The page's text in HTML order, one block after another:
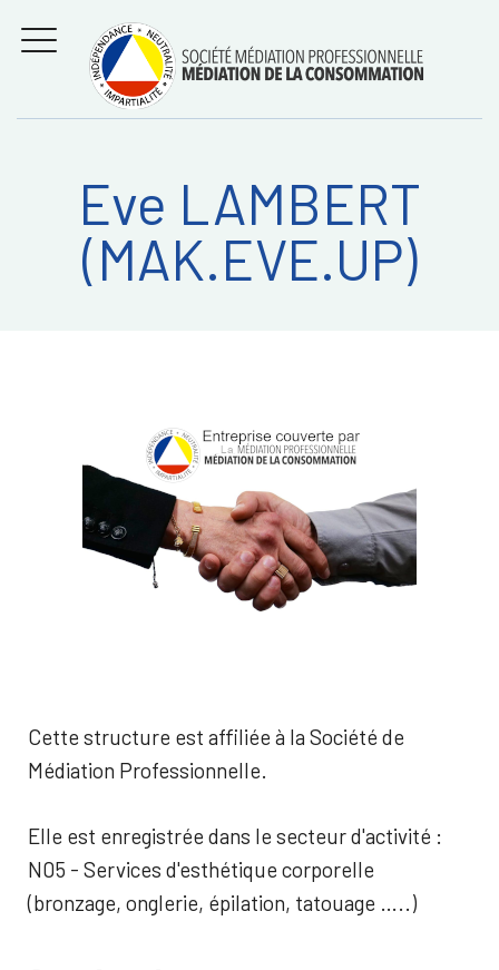
Régler les litiges
entre
consommateurs et
professionnels avec
la médiation de la
consommation
MENU
Recherche
sur:
Eve LAMBERT
(MAK.EVE.UP)
Cette structure est affiliée à la Société de
Médiation Professionnelle.
Elle est enregistrée dans le secteur d'activité :
N05 - Services d'esthétique corporelle
(bronzage, onglerie, épilation, tatouage …..)